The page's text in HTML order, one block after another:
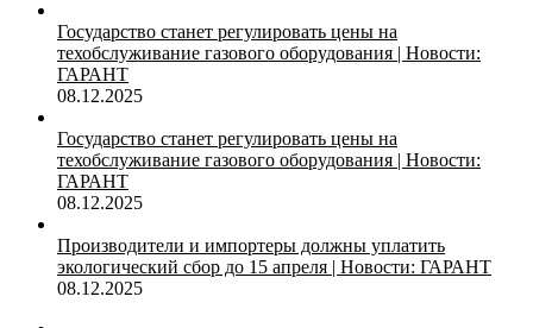
Государство станет регулировать цены на
техобслуживание газового оборудования | Новости:
ГАРАНТ
08.12.2025
Государство станет регулировать цены на
техобслуживание газового оборудования | Новости:
ГАРАНТ
08.12.2025
Производители и импортеры должны уплатить
экологический сбор до 15 апреля | Новости: ГАРАНТ
08.12.2025